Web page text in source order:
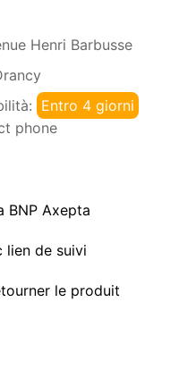
Henri Barbusse
Entro 4 giorni
BNP Axepta
lien de suivi
le produit